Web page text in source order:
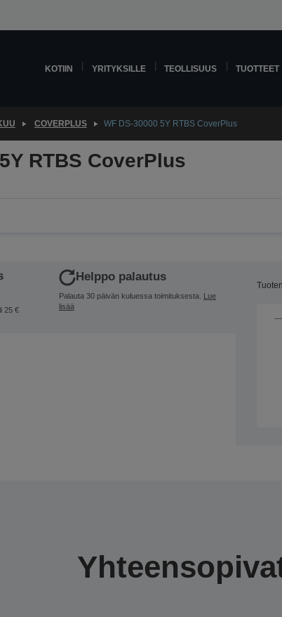
KOTIIN YRITYKSILLE TEOLLISUUS TUOTTEET
COVERPLUS WF DS-30000 5Y RTBS CoverPlus
RTBS CoverPlus
25 €
Helppo palautus
Palauta 30 päivän kuluessa toimituksesta. Lue
lisää